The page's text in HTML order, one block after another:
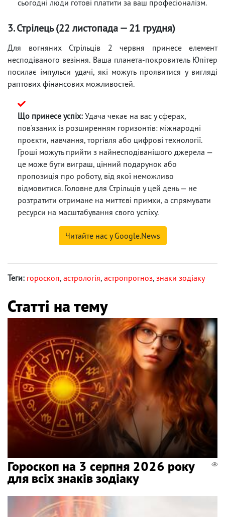
сьогодні люди готові платити за ваш професіоналізм.
3. Стрілець (22 листопада — 21 грудня)
Для вогняних Стрільців 2 червня принесе елемент
несподіваного везіння. Ваша планета-покровитель Юпітер
посилає імпульси удачі, які можуть проявитися у вигляді
раптових фінансових можливостей.
Що принесе успіх: Удача чекає на вас у сферах,
пов'язаних із розширенням горизонтів: міжнародні
проєкти, навчання, торгівля або цифрові технології.
Гроші можуть прийти з найнесподіванішого джерела —
це може бути виграш, цінний подарунок або
пропозиція про роботу, від якої неможливо
відмовитися. Головне для Стрільців у цей день — не
розтратити отримане на миттєві примхи, а спрямувати
ресурси на масштабування свого успіху.
Читайте нас у Google.News
Теги: гороскоп, астрологія, астропрогноз, знаки зодіаку
Статті на тему
Гороскоп на 3 серпня 2026 року
для всіх знаків зодіаку